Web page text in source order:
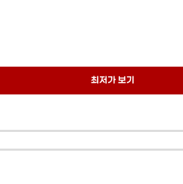
최저가 보기